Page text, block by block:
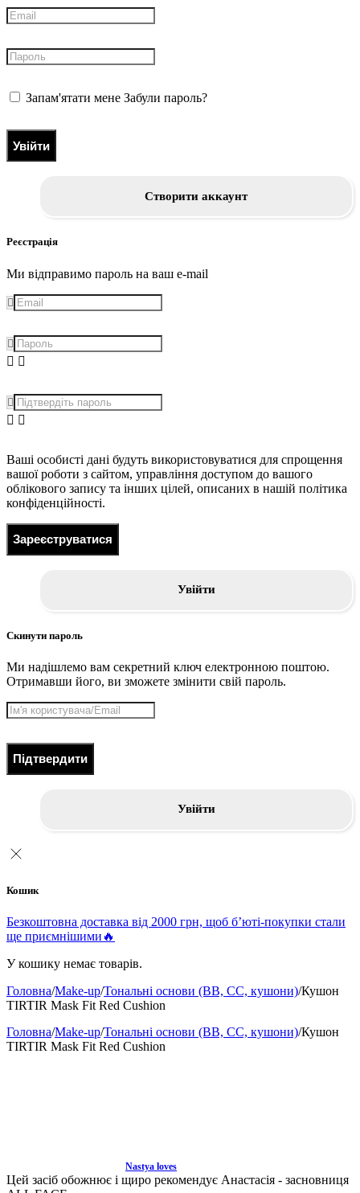
Запам'ятати мене Забули пароль?
Увійти
Створити аккаунт
Реєстрація
Ми відправимо пароль на ваш e-mail
Ваші особисті дані будуть використовуватися для спрощення
вашої роботи з сайтом, управління доступом до вашого
облікового запису та інших цілей, описаних в нашій політика
конфіденційності.
Зареєструватися
Увійти
Скинути пароль
Ми надішлемо вам секретний ключ електронною поштою.
Отримавши його, ви зможете змінити свій пароль.
Підтвердити
Увійти
Кошик
Безкоштовна доставка від 2000 грн, щоб б’юті-покупки стали
ще приємнішими🔥
У кошику немає товарів.
Головна/Make-up/Тональні основи (BB, CC, кушони)/Кушон
TIRTIR Mask Fit Red Cushion
Головна/Make-up/Тональні основи (BB, CC, кушони)/Кушон
TIRTIR Mask Fit Red Cushion
Nastya loves
Цей засіб обожнює і щиро рекомендує Анастасія - засновниця